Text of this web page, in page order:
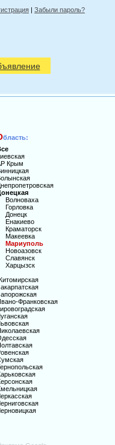
| Забыли пароль?
бласть:
Крым
Волноваха
Горловка
Донецк
Енакиево
Краматорск
Макеевка
Мариуполь
Новоазовск
Славянск
Харцызск
Франковская